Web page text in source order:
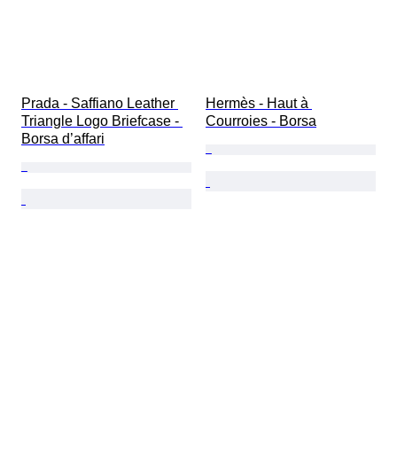
Prada - Saffiano Leather
Triangle Logo Briefcase -
Borsa d’affari
Hermès - Haut à
Courroies - Borsa